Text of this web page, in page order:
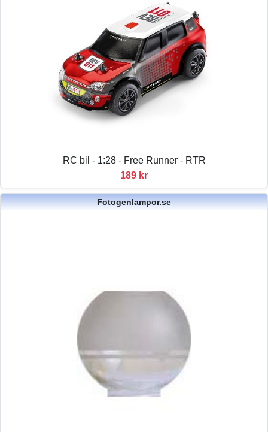
RC bil - 1:28 - Free Runner - RTR
189 kr
Fotogenlampor.se